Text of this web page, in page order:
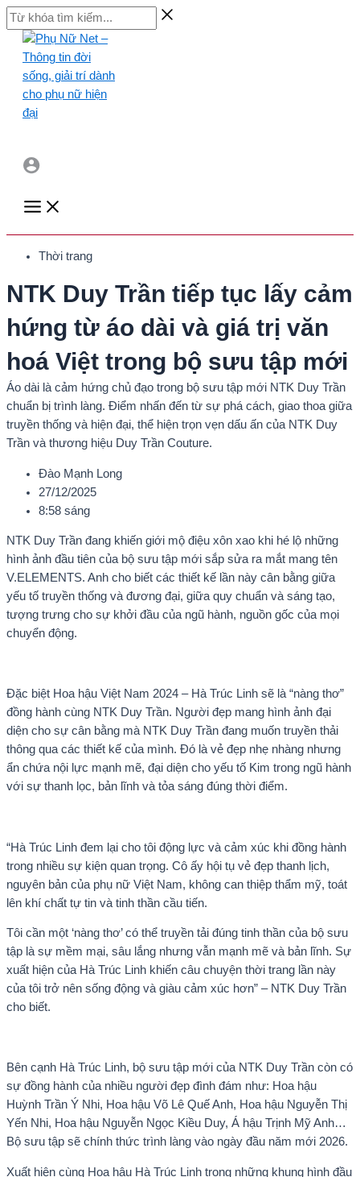
Skip
to
content
Từ
khóa
kiếm...
Main
Menu
Thời trang
NTK Duy Trần tiếp tục lấy cảm
hứng từ áo dài và giá trị văn
hoá Việt trong bộ sưu tập mới
Áo dài là cảm hứng chủ đạo trong bộ sưu tập mới NTK Duy Trần
chuẩn bị trình làng. Điểm nhấn đến từ sự phá cách, giao thoa giữa
truyền thống và hiện đại, thể hiện trọn vẹn dấu ấn của NTK Duy
Trần và thương hiệu Duy Trần Couture.
Đào Mạnh Long
27/12/2025
8:58 sáng
NTK Duy Trần đang khiến giới mộ điệu xôn xao khi hé lộ những
hình ảnh đầu tiên của bộ sưu tập mới sắp sửa ra mắt mang tên
V.ELEMENTS. Anh cho biết các thiết kế lần này cân bằng giữa
yếu tố truyền thống và đương đại, giữa quy chuẩn và sáng tạo,
tượng trưng cho sự khởi đầu của ngũ hành, nguồn gốc của mọi
chuyển động.
Đặc biệt Hoa hậu Việt Nam 2024 – Hà Trúc Linh sẽ là “nàng thơ”
đồng hành cùng NTK Duy Trần. Người đẹp mang hình ảnh đại
diện cho sự cân bằng mà NTK Duy Trần đang muốn truyền thải
thông qua các thiết kế của mình. Đó là vẻ đẹp nhẹ nhàng nhưng
ẩn chứa nội lực mạnh mẽ, đại diện cho yếu tố Kim trong ngũ hành
với sự thanh lọc, bản lĩnh và tỏa sáng đúng thời điểm.
“Hà Trúc Linh đem lại cho tôi động lực và cảm xúc khi đồng hành
trong nhiều sự kiện quan trọng. Cô ấy hội tụ vẻ đẹp thanh lịch,
nguyên bản của phụ nữ Việt Nam, không can thiệp thẩm mỹ, toát
lên khí chất tự tin và tinh thần cầu tiến.
Tôi cần một ‘nàng thơ’ có thể truyền tải đúng tinh thần của bộ sưu
tập là sự mềm mại, sâu lắng nhưng vẫn mạnh mẽ và bản lĩnh. Sự
xuất hiện của Hà Trúc Linh khiến câu chuyện thời trang lần này
của tôi trở nên sống động và giàu cảm xúc hơn” – NTK Duy Trần
cho biết.
Bên cạnh Hà Trúc Linh, bộ sưu tập mới của NTK Duy Trần còn có
sự đồng hành của nhiều người đẹp đình đám như: Hoa hậu
Huỳnh Trần Ý Nhi, Hoa hậu Võ Lê Quế Anh, Hoa hậu Nguyễn Thị
Yến Nhi, Hoa hậu Nguyễn Ngọc Kiều Duy, Á hậu Trịnh Mỹ Anh…
Bộ sưu tập sẽ chính thức trình làng vào ngày đầu năm mới 2026.
Xuất hiện cùng Hoa hậu Hà Trúc Linh trong những khung hình đầu